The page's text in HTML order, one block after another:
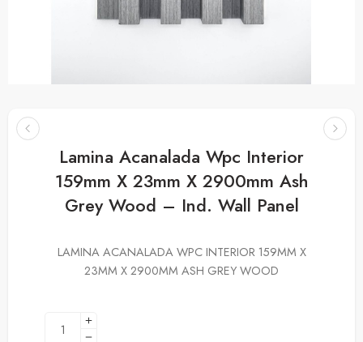
Lamina Acanalada Wpc Interior
159mm X 23mm X 2900mm Ash
Grey Wood – Ind. Wall Panel
LAMINA ACANALADA WPC INTERIOR 159MM X
23MM X 2900MM ASH GREY WOOD